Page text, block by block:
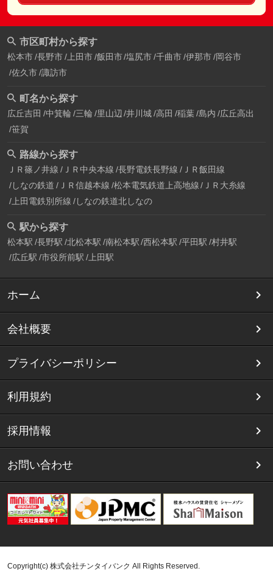
市区町村から探す
松本市 長野市 上田市 飯田市 塩尻市 千曲市 伊那市 岡谷市
佐久市 諏訪市
町名から探す
広丘吉田 中箕輪 三輪 里山辺 井川城 高田 稲葉 島内 広丘高出
笹賀
路線から探す
ＪＲ篠ノ井線 ＪＲ中央本線 長野電鉄長野線 ＪＲ飯田線
しなの鉄道 ＪＲ信越本線 松本電気鉄道上高地線
ＪＲ大糸線
上田電鉄別所線 しなの鉄道北しなの
駅から探す
松本駅 長野駅 北松本駅 南松本駅 西松本駅 平田駅 村井駅
広丘駅 市役所前駅 上田駅
ホーム
会社概要
プライバシーポリシー
利用規約
採用情報
お問い合わせ
Copyright(c) 株式会社チンタイバンク All Rights Reserved.